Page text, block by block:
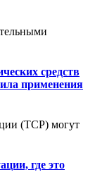
средств
применения
(ТСР) могут
где это